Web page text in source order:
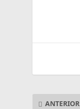
ANTERIOR